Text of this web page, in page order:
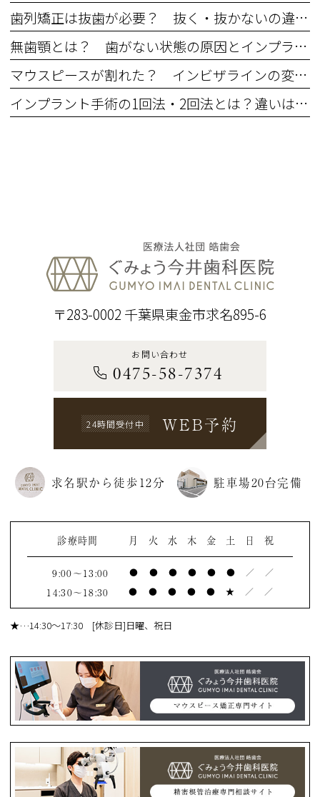
歯列矯正は抜歯が必要？ 抜く・抜かないの違いとメリットデメリット
無歯顎とは？ 歯がない状態の原因とインプラントなどの治療法
マウスピースが割れた？ インビザラインの変形・ひび割れなどのトラブル対処法
インプラント手術の1回法・2回法とは？違いは何？ それぞれのメリット・デメリット
〒283-0002 千葉県東金市求名895-6
お問い合わせ
0475-58-7374
24時間受付中 WEB予約
求名駅から徒歩12分 駐車場20台完備
診療時間 月 火 水 木 金 土 日 祝
9:00～13:00 ● ● ● ● ● ● ／ ／
14:30～18:30 ● ● ● ● ● ★ ／ ／
★…14:30～17:30 [休診日]日曜、祝日